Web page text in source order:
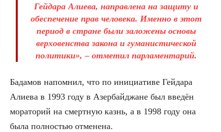
Гейдара Алиева, направлена на защиту и
обеспечение прав человека. Именно в этот
период в стране были заложены основы
верховенства закона и гуманистической
политики», – отметил парламентарий.
Бадамов напомнил, что по инициативе Гейдара
Алиева в 1993 году в Азербайджане был введён
мораторий на смертную казнь, а в 1998 году она
была полностью отменена.